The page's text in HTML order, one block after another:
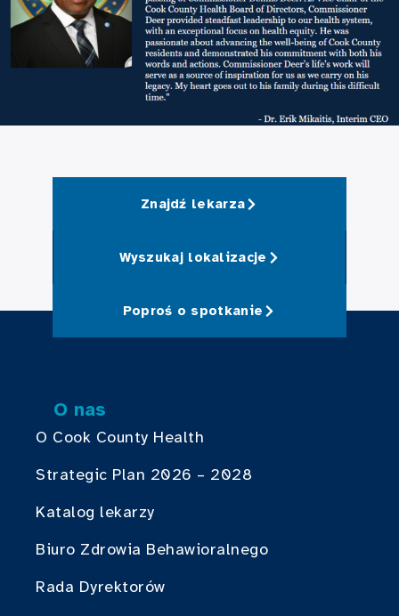
Znajdź lekarza
Wyszukaj lokalizacje
Poproś o spotkanie
O nas
O Cook County Health
Strategic Plan 2026 – 2028
Katalog lekarzy
Biuro Zdrowia Behawioralnego
Rada Dyrektorów